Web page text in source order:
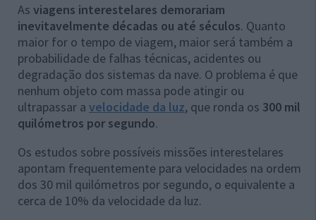
As viagens interestelares demorariam
inevitavelmente décadas ou até séculos. Quanto
maior for o tempo de viagem, maior será também a
probabilidade de falhas técnicas, acidentes ou
degradação dos sistemas da nave. O problema é que
nenhum objeto com massa pode atingir ou
ultrapassar a velocidade da luz, que ronda os 300 mil
quilómetros por segundo.
Os estudos sobre possíveis missões interestelares
apontam frequentemente para velocidades na ordem
dos 30 mil quilómetros por segundo, o equivalente a
cerca de 10% da velocidade da luz.